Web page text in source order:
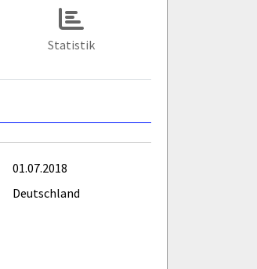
Statistik
01.07.2018
Deutschland